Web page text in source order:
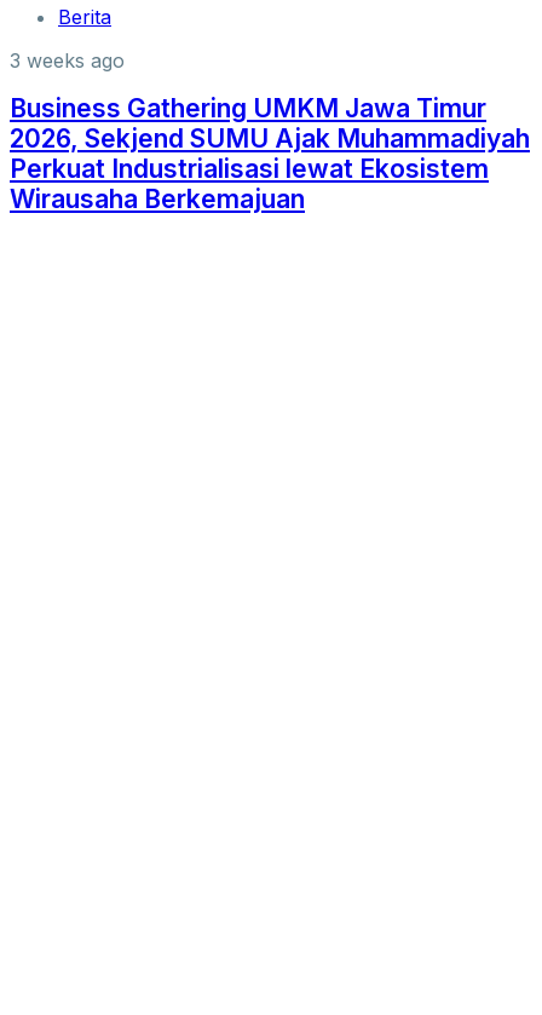
Berita
3 weeks ago
Business Gathering UMKM Jawa Timur
2026, Sekjend SUMU Ajak Muhammadiyah
Perkuat Industrialisasi lewat Ekosistem
Wirausaha Berkemajuan